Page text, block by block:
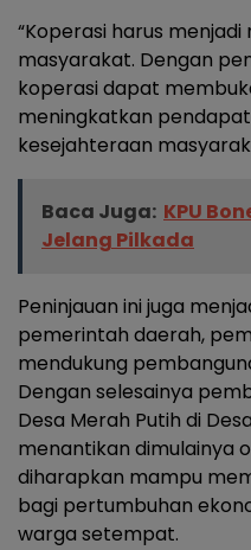
“Koperasi harus
masyarakat. Dengan
koperasi dapat
meningkatkan
kesejahteraan
Baca Juga: KPU
Jelang Pilkada
Peninjauan ini juga
pemerintah daerah,
mendukung
Dengan selesainya
Desa Merah Putih di
menantikan dimulainya
diharapkan mampu
bagi pertumbuhan
warga setempat.